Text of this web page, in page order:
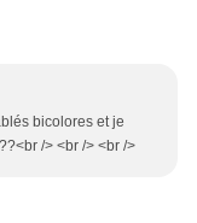
bicolores et je
/> <br /> <br />